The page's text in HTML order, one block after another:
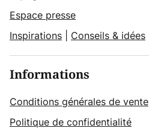
Espace presse
Inspirations
Conseils & idées
Informations
Conditions générales de vente
Politique de confidentialité